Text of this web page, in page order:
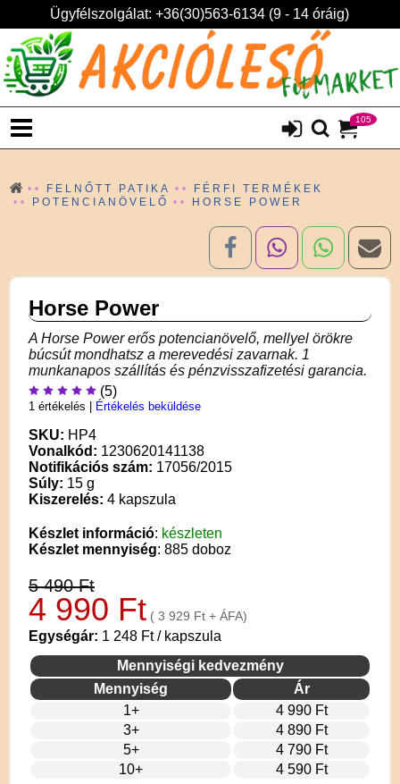
Ügyfélszolgálat: +36(30)563-6134 (9 - 14 óráig)
105
FELNŐTT PATIKA
FÉRFI TERMÉKEK
POTENCIANÖVELŐ
HORSE POWER
Horse Power
A Horse Power erős potencianövelő, mellyel örökre
búcsút mondhatsz a merevedési zavarnak. 1
munkanapos szállítás és pénzvisszafizetési garancia.
(5)
1 értékelés Értékelés beküldése
SKU: HP4
Vonalkód: 1230620141138
Notifikációs szám: 17056/2015
Súly: 15 g
Kiszerelés: 4 kapszula
Készlet információ: készleten
Készlet mennyiség: 885 doboz
5 490 Ft
4 990 Ft ( 3 929 Ft + ÁFA)
Egységár: 1 248 Ft / kapszula
Mennyiségi kedvezmény
Mennyiség
Ár
1+
4 990 Ft
3+
4 890 Ft
5+
4 790 Ft
10+
4 590 Ft